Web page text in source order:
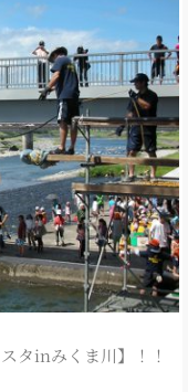
タinみくま川】！！